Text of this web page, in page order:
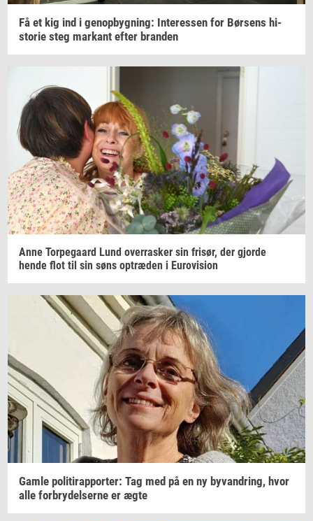
Få et kig ind i genop­byg­ning: In­ter­es­sen for Bør­sens hi­
sto­rie steg mar­kant efter bran­den
Anne Tor­pe­gaard Lund over­ra­sker sin fri­sør, der gjor­de
hende flot til sin søns op­træ­den i Eu­ro­vi­sion
Gamle po­li­tirap­por­ter: Tag med på en ny byvan­dring, hvor
alle for­bry­del­ser­ne er ægte